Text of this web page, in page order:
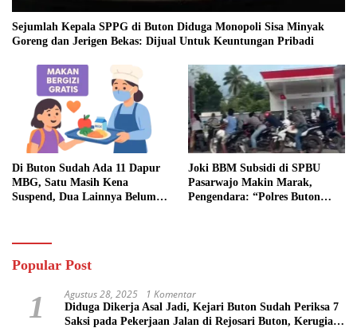
Sejumlah Kepala SPPG di Buton Diduga Monopoli Sisa Minyak
Goreng dan Jerigen Bekas: Dijual Untuk Keuntungan Pribadi
Di Buton Sudah Ada 11 Dapur
MBG, Satu Masih Kena
Suspend, Dua Lainnya Belum
Joki BBM Subsidi di SPBU
Pasarwajo Makin Marak,
Pengendara: “Polres Buton
Popular Post
1 Agustus 28, 2025 1 Komentar
Diduga Dikerja Asal Jadi, Kejari Buton Sudah Periksa 7
Saksi pada Pekerjaan Jalan di Rejosari Buton, Kerugian